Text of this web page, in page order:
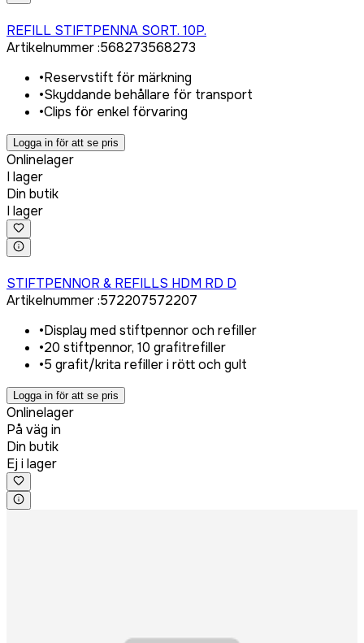
REFILL STIFTPENNA SORT. 10P.
Artikelnummer:568273568273
•Reservstift för märkning
•Skyddande behållare för transport
•Clips för enkel förvaring
Logga in för att se pris
Onlinelager
I lager
Din butik
I lager
STIFTPENNOR & REFILLS HDM RD D
Artikelnummer:572207572207
•Display med stiftpennor och refiller
•20 stiftpennor, 10 grafitrefiller
•5 grafit/krita refiller i rött och gult
Logga in för att se pris
Onlinelager
På väg in
Din butik
Ej i lager